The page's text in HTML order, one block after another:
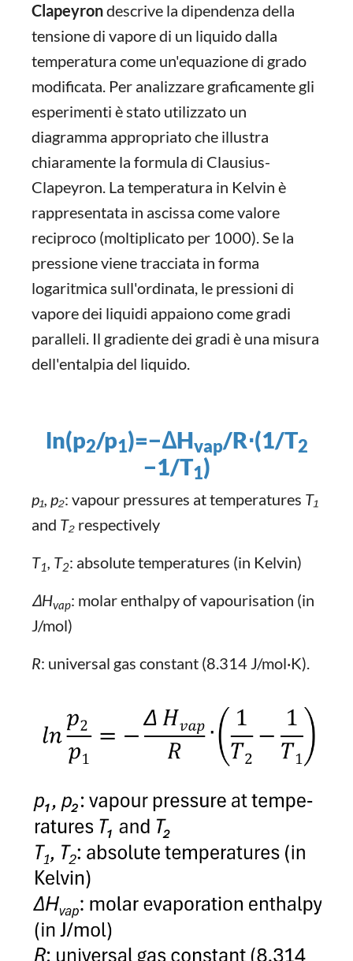
Clapeyrondescrive la dipendenza della
tensione di vapore di un liquido dalla
temperatura come un'equazione di grado
modificata. Per analizzare graficamente gli
esperimenti è stato utilizzato un
diagramma appropriato che illustra
chiaramente la formula di Clausius-
Clapeyron. La temperatura in Kelvin è
rappresentata in ascissa come valore
reciproco (moltiplicato per 1000). Se la
pressione viene tracciata in forma
logaritmica sull'ordinata, le pressioni di
vapore dei liquidi appaiono come gradi
paralleli. Il gradiente dei gradi è una misura
dell'entalpia del liquido.
ln(p2​/p1​)=−ΔHvap​/R⋅(1/T2
−1/T1​)
p₁, p₂: vapour pressures at temperatures T₁
and T₂ respectively
T1, T2: absolute temperatures (in Kelvin)
ΔHvap: molar enthalpy of vapourisation (in
J/mol)
R: universal gas constant (8.314 J/mol·K).